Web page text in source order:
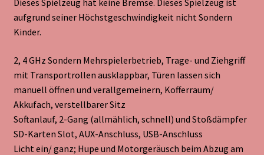
Dieses Spielzeug hat keine Bremse. Dieses Spielzeug ist
aufgrund seiner Höchstgeschwindigkeit nicht Sondern
Kinder.
2, 4 GHz Sondern Mehrspielerbetrieb, Trage- und Ziehgriff
mit Transportrollen ausklappbar, Türen lassen sich
manuell öffnen und verallgemeinern, Kofferraum/
Akkufach, verstellbarer Sitz
Softanlauf, 2-Gang (allmählich, schnell) und Stoßdämpfer
SD-Karten Slot, AUX-Anschluss, USB-Anschluss
Licht ein/ ganz; Hupe und Motorgeräusch beim Abzug am